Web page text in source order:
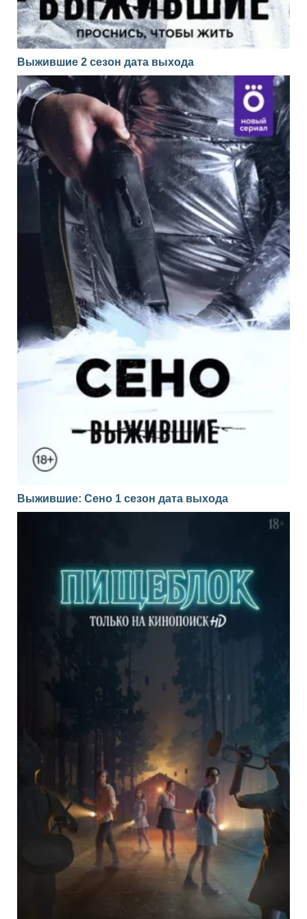
Выжившие 2 сезон дата выхода
Выжившие: Сено 1 сезон дата выхода